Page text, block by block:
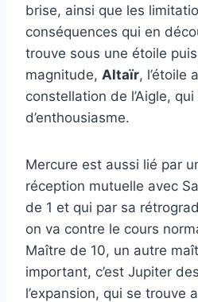
brise, ainsi que les
conséquences qui en
trouve sous une étoile
magnitude, Altaïr, l’étoile
constellation de l’Aigle,
d’enthousiasme.
Mercure est aussi lié par
réception mutuelle avec
de 1 et qui par sa
on va contre le cours
Maître de 10, un autre
important, c’est Jupiter
l’expansion, qui se trouve